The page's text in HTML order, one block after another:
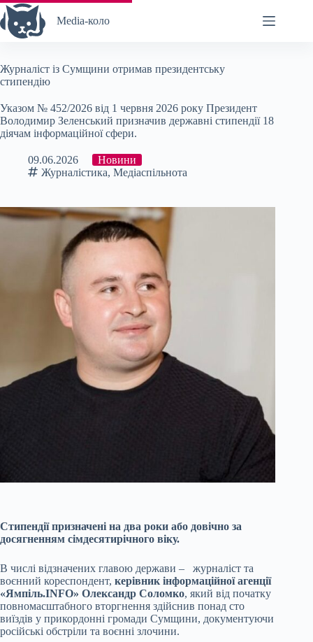
Перейти
до
вмісту
Media-коло
Журналіст із Сумщини отримав президентську
стипендію
Указом № 452/2026 від 1 червня 2026 року Президент
Володимир Зеленський призначив державні стипендії 18
діячам інформаційної сфери.
09.06.2026
Новини
Журналістика, Медіаспільнота
Стипендії призначені на два роки або довічно за
досягненням сімдесятирічного віку.
В числі відзначених главою держави – журналіст та
воєнний кореспондент, керівник інформаційної агенції
«Ямпіль.INFO» Олександр Соломко, який від початку
повномасштабного вторгнення здійснив понад сто
виїздів у прикордонні громади Сумщини, документуючи
російські обстріли та воєнні злочини.